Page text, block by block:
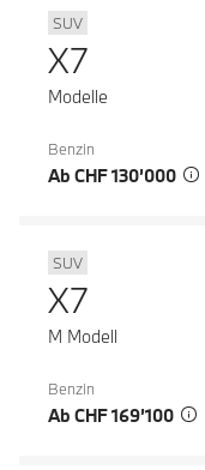
SUV
X7
Modelle
Benzin
Ab CHF 130’000
SUV
X7
M Modell
Benzin
Ab CHF 169’100